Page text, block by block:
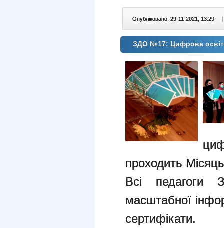
Опубліковано: 29-11-2021, 13:29 |
ЗДО №17: Цифрова
проходить
Всі
масштабної
сертифікати.